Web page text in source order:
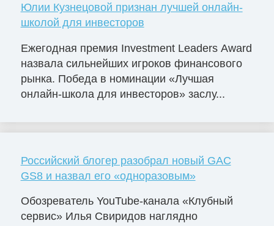
Юлии Кузнецовой признан лучшей онлайн-
школой для инвесторов
Ежегодная премия Investment Leaders Award
назвала сильнейших игроков финансового
рынка. Победа в номинации «Лучшая
онлайн-школа для инвесторов» заслу...
Российский блогер разобрал новый GAC
GS8 и назвал его «одноразовым»
Обозреватель YouTube-канала «Клубный
сервис» Илья Свиридов наглядно